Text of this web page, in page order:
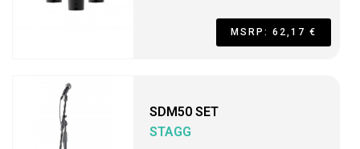
MSRP: 62,17 €
SDM50 SET
STAGG